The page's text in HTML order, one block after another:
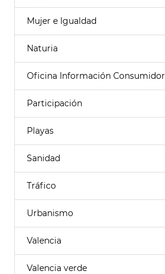
Mujer e Igualdad
Naturia
Oficina Información Consumidor
Participación
Playas
Sanidad
Tráfico
Urbanismo
Valencia
Valencia verde